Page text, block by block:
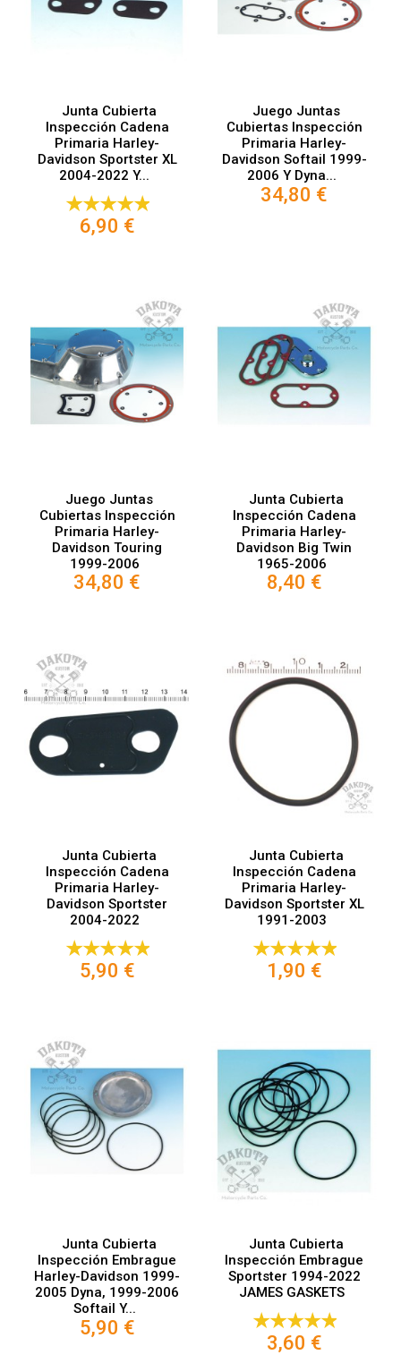
Junta Cubierta
Inspección Cadena
Primaria Harley-
Davidson Sportster XL
2004-2022 Y...
6,90 €
Juego Juntas
Cubiertas Inspección
Primaria Harley-
Davidson Softail 1999-
2006 Y Dyna...
34,80 €
Juego Juntas
Cubiertas Inspección
Primaria Harley-
Davidson Touring
1999-2006
34,80 €
Junta Cubierta
Inspección Cadena
Primaria Harley-
Davidson Big Twin
1965-2006
8,40 €
Junta Cubierta
Inspección Cadena
Primaria Harley-
Davidson Sportster
2004-2022
5,90 €
Junta Cubierta
Inspección Cadena
Primaria Harley-
Davidson Sportster XL
1991-2003
1,90 €
Junta Cubierta
Inspección Embrague
Harley-Davidson 1999-
2005 Dyna, 1999-2006
Softail Y...
5,90 €
Junta Cubierta
Inspección Embrague
Sportster 1994-2022
JAMES GASKETS
3,60 €